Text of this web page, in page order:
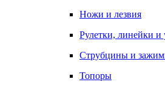
Ножи и лезвия
Рулетки, линейки и
Струбцины и
Топоры